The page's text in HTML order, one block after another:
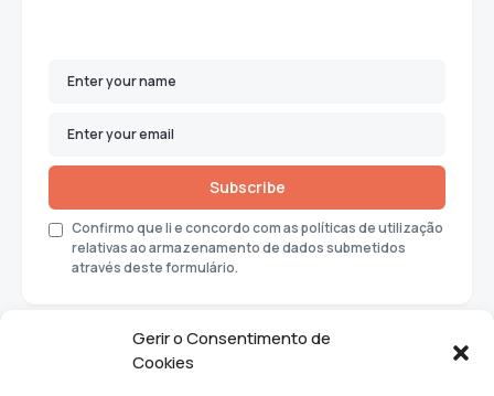
Gerir o Consentimento de
Cookies
Subscribe
Confirmo que li e concordo com as políticas de utilização
relativas ao armazenamento de dados submetidos
através deste formulário.